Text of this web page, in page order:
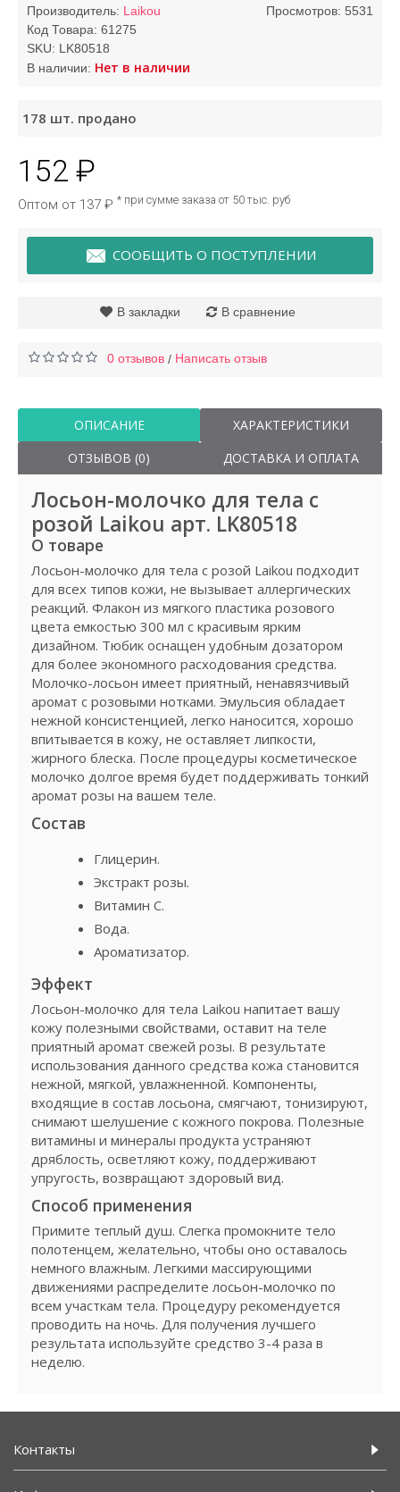
Просмотров: 5531
Производитель: Laikou
Код Товара: 61275
SKU: LK80518
В наличии: Нет в наличии
178 шт. продано
152 ₽
Оптом от 137 ₽ * при сумме заказа от 50 тыс. руб
СООБЩИТЬ О ПОСТУПЛЕНИИ
В закладки В сравнение
0 отзывов / Написать отзыв
ОПИСАНИЕ
ХАРАКТЕРИСТИКИ
ОТЗЫВОВ (0)
ДОСТАВКА И ОПЛАТА
Лосьон-молочко для тела с
розой Laikou арт. LK80518
О товаре
Лосьон-молочко для тела с розой Laikou подходит
для всех типов кожи, не вызывает аллергических
реакций. Флакон из мягкого пластика розового
цвета емкостью 300 мл с красивым ярким
дизайном. Тюбик оснащен удобным дозатором
для более экономного расходования средства.
Молочко-лосьон имеет приятный, ненавязчивый
аромат с розовыми нотками. Эмульсия обладает
нежной консистенцией, легко наносится, хорошо
впитывается в кожу, не оставляет липкости,
жирного блеска. После процедуры косметическое
молочко долгое время будет поддерживать тонкий
аромат розы на вашем теле.
Состав
Глицерин.
Экстракт розы.
Витамин C.
Вода.
Ароматизатор.
Эффект
Лосьон-молочко для тела Laikou напитает вашу
кожу полезными свойствами, оставит на теле
приятный аромат свежей розы. В результате
использования данного средства кожа становится
нежной, мягкой, увлажненной. Компоненты,
входящие в состав лосьона, смягчают, тонизируют,
снимают шелушение с кожного покрова. Полезные
витамины и минералы продукта устраняют
дряблость, осветляют кожу, поддерживают
упругость, возвращают здоровый вид.
Способ применения
Примите теплый душ. Слегка промокните тело
полотенцем, желательно, чтобы оно оставалось
немного влажным. Легкими массирующими
движениями распределите лосьон-молочко по
всем участкам тела. Процедуру рекомендуется
проводить на ночь. Для получения лучшего
результата используйте средство 3-4 раза в
неделю.
Контакты